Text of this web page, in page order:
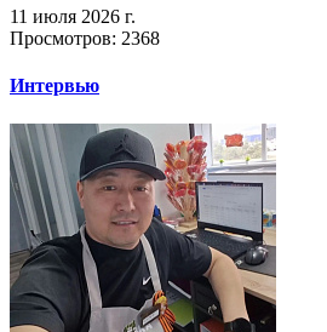
11 июля 2026 г.
Просмотров: 2368
Интервью